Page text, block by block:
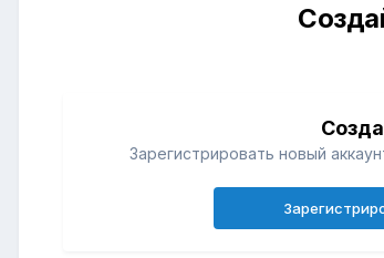
Зарегистрировать новый